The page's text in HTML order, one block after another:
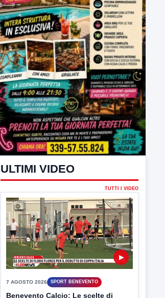
ULTIMI VIDEO
TUTTI I VIDEO
▶
7 AGOSTO 2026 SPORT BENEVENTO
Benevento Calcio: Le scelte di
Floro Flores per il debutto di Coppa
Italia
Il Benevento è pronto al debutto di Coppa
Italia. Scelte...